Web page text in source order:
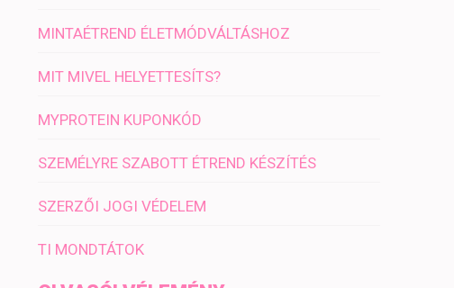
MINTAÉTREND ÉLETMÓDVÁLTÁSHOZ
MIT MIVEL HELYETTESÍTS?
MYPROTEIN KUPONKÓD
SZEMÉLYRE SZABOTT ÉTREND KÉSZÍTÉS
SZERZŐI JOGI VÉDELEM
TI MONDTÁTOK